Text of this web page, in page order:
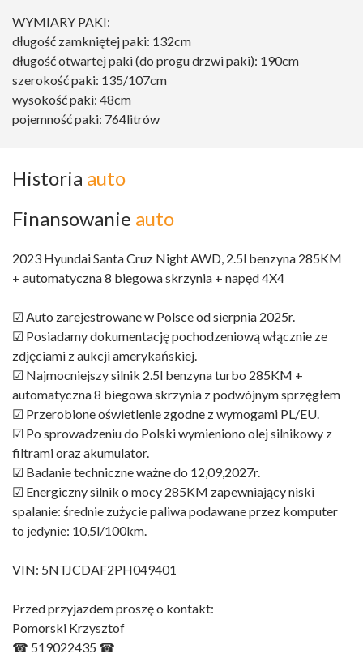
WYMIARY PAKI:
długość zamkniętej paki: 132cm
długość otwartej paki (do progu drzwi paki): 190cm
szerokość paki: 135/107cm
wysokość paki: 48cm
pojemność paki: 764litrów
Historia auto
Finansowanie auto
2023 Hyundai Santa Cruz Night AWD, 2.5l benzyna 285KM
+ automatyczna 8 biegowa skrzynia + napęd 4X4
☑ Auto zarejestrowane w Polsce od sierpnia 2025r.
☑ Posiadamy dokumentację pochodzeniową włącznie ze
zdjęciami z aukcji amerykańskiej.
☑ Najmocniejszy silnik 2.5l benzyna turbo 285KM +
automatyczna 8 biegowa skrzynia z podwójnym sprzęgłem
☑ Przerobione oświetlenie zgodne z wymogami PL/EU.
☑ Po sprowadzeniu do Polski wymieniono olej silnikowy z
filtrami oraz akumulator.
☑ Badanie techniczne ważne do 12,09,2027r.
☑ Energiczny silnik o mocy 285KM zapewniający niski
spalanie: średnie zużycie paliwa podawane przez komputer
to jedynie: 10,5l/100km.
VIN: 5NTJCDAF2PH049401
Przed przyjazdem proszę o kontakt:
Pomorski Krzysztof
☎ 519022435 ☎